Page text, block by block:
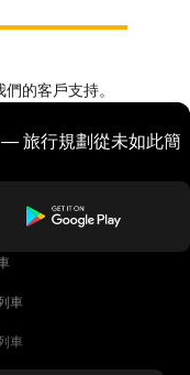
的客戶支持。
旅行規劃從未如此簡
車
車